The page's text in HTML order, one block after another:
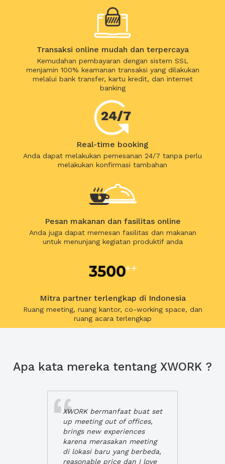
Transaksi online mudah dan terpercaya
Kemudahan pembayaran dengan sistem SSL
menjamin 100% keamanan transaksi yang dilakukan
melalui bank transfer, kartu kredit, dan internet
banking
Real-time booking
Anda dapat melakukan pemesanan 24/7 tanpa perlu
melakukan konfirmasi tambahan
Pesan makanan dan fasilitas online
Anda juga dapat memesan fasilitas dan makanan
untuk menunjang kegiatan produktif anda
Mitra partner terlengkap di Indonesia
Ruang meeting, ruang kantor, co-working space, dan
ruang acara terlengkap
Apa kata mereka tentang XWORK ?
XWORK bermanfaat buat set
up meeting out of offices,
brings new experiences
karena merasakan meeting
di lokasi baru yang berbeda,
reasonable price dan I love